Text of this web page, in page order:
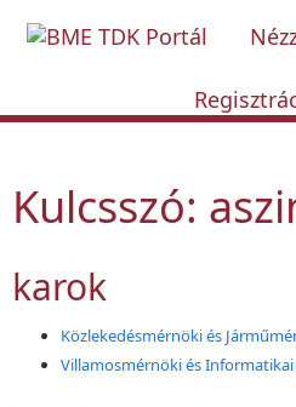
Kulcsszó:
karok
Közlekedésmérnöki és
Villamosmérnöki és Informatikai